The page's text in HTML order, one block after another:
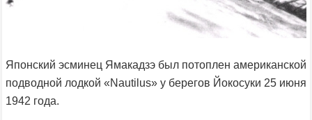
Японский эсминец Ямакадзэ был потоплен американской
подводной лодкой «Nautilus» у берегов Йокосуки 25 июня
1942 года.